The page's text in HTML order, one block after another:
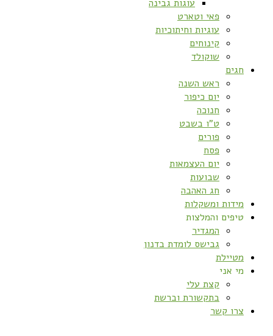
עוגות גבינה
פאי וטארט
עוגיות וחיתוכיות
קינוחים
שוקולד
חגים
ראש השנה
יום כיפור
חנוכה
ט”ו בשבט
פורים
פסח
יום העצמאות
שבועות
חג האהבה
מידות ומשקלות
טיפים והמלצות
המגדיר
גבישס לומדת בדנון
מטיילת
מי אני
קצת עלי
בתקשורת וברשת
צרו קשר